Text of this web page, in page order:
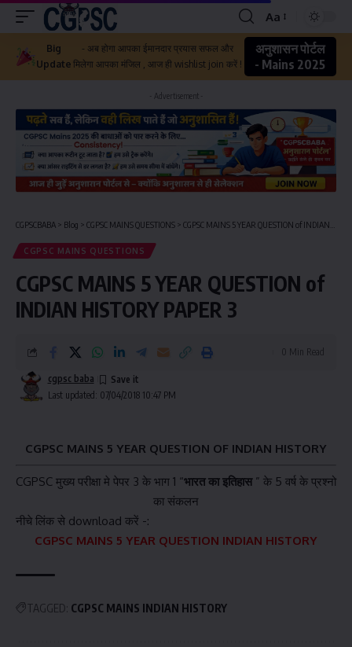
Aa
Big
Update
- अब होगा आपका ईमानदार प्रयास सफल और
मिलेगा आपका मंजिल , आज ही wishlist join करें !
अनुशासन पोर्टल
- Mains 2025
- Advertisement -
CGPSCBABA > Blog > CGPSC MAINS QUESTIONS > CGPSC MAINS 5 YEAR QUESTION of INDIAN HISTORY PAPER 3
CGPSC MAINS QUESTIONS
CGPSC MAINS 5 YEAR QUESTION of
INDIAN HISTORY PAPER 3
Last updated: 07/04/2018 10:47 PM
cgpsc baba
0 Min Read
CGPSC MAINS 5 YEAR QUESTION OF INDIAN HISTORY
CGPSC मुख्य परीक्षा मे पेपर 3 के भाग 1 “भारत का इतिहास ” के 5 वर्ष के प्रश्नो
का संकलन
नीचे लिंक से download करें -:
CGPSC MAINS 5 YEAR QUESTION INDIAN HISTORY
TAGGED: CGPSC MAINS INDIAN HISTORY